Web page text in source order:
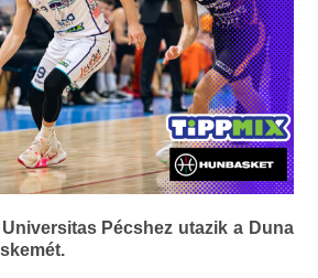
Pécshez utazik a Duna